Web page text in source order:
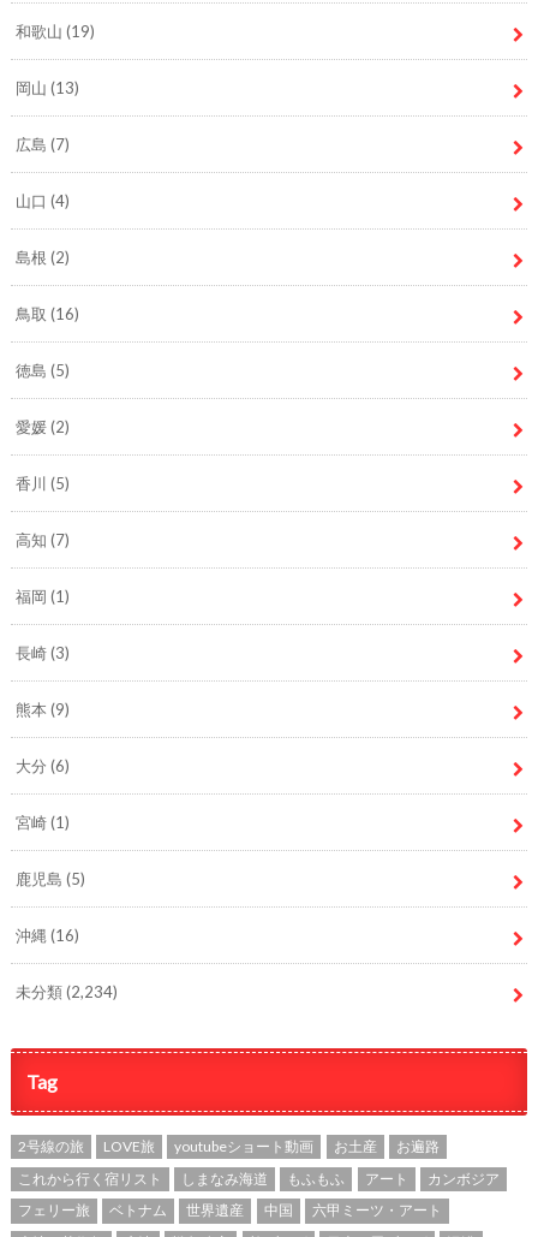
和歌山 (19)
岡山 (13)
広島 (7)
山口 (4)
島根 (2)
鳥取 (16)
徳島 (5)
愛媛(2)
香川 (5)
高知 (7)
福岡 (1)
長崎(3)
熊本 (9)
大分 (6)
宮崎(1)
鹿児島 (5)
沖縄(16)
未分類(2,234)
Tag
2号線の旅 LOVE旅 youtubeショート動画 お土産
お遍路
これから行く宿リスト
しまなみ海道 もふもふ アート
カンボジア
フェリー旅
ベトナム 世界遺産 中国
六甲ミーツ・アート